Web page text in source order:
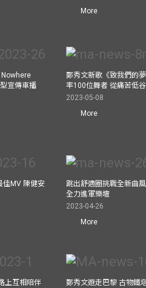
More
宣傳車播
鄭秀文新歌《致我們的
率100位舞者 從痛苦低
2023-05-08
More
佳MV 陳健安
跳出舒適圈挑戰全新曲
全力進軍樂壇
2023-04-26
More
上互相陪伴
鄭秀文遊走巴黎 古物鐵